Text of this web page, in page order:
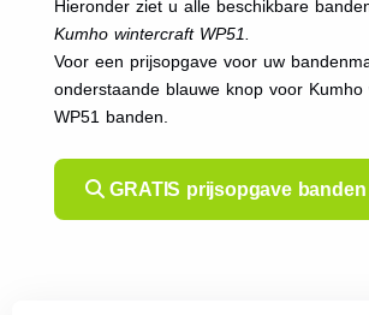
Hieronder ziet u alle beschikbare
Kumho wintercraft WP51.
Voor een prijsopgave voor uw
onderstaande blauwe knop voor Kumho
WP51 banden.
GRATIS prijsopgave banden